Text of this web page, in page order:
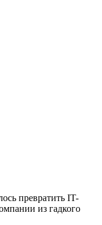
превратить IT-
из гадкого